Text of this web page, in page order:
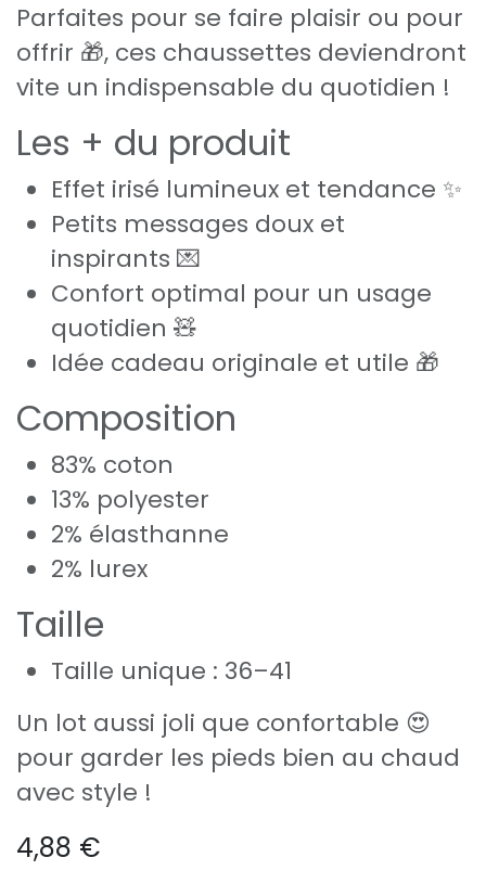
Parfaites pour se faire plaisir ou pour
offrir 🎁, ces chaussettes deviendront
vite un indispensable du quotidien !
Les + du produit
Effet irisé lumineux et tendance ✨
Petits messages doux et
inspirants 💌
Confort optimal pour un usage
quotidien 🧸
Idée cadeau originale et utile 🎁
Composition
83% coton
13% polyester
2% élasthanne
2% lurex
Taille
Taille unique : 36–41
Un lot aussi joli que confortable 😍
pour garder les pieds bien au chaud
avec style !
4,88 €